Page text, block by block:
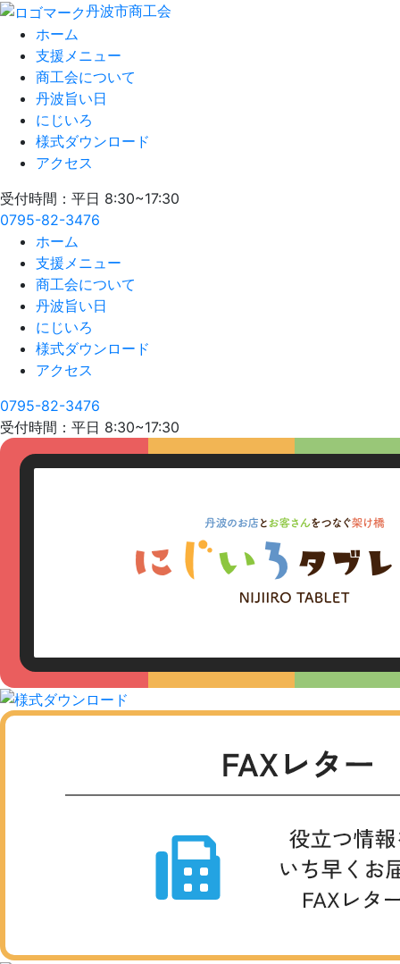
丹波市商工会
ホーム
支援メニュー
商工会について
丹波旨い日
にじいろ
様式ダウンロード
アクセス
受付時間：平日 8:30~17:30
0795-82-3476
ホーム
支援メニュー
商工会について
丹波旨い日
にじいろ
様式ダウンロード
アクセス
0795-82-3476
受付時間：平日 8:30~17:30